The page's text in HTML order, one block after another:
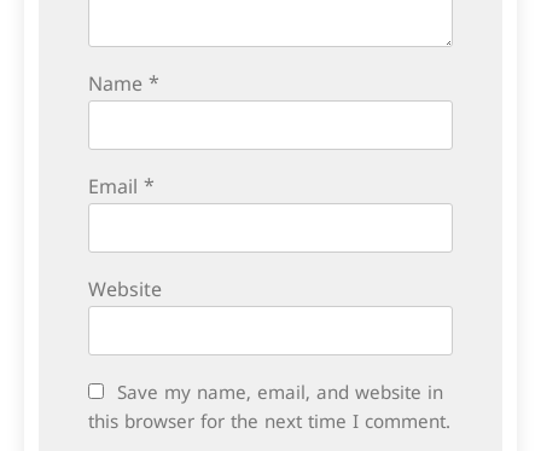
Name *
Email *
Website
Save my name, email, and website in
this browser for the next time I comment.